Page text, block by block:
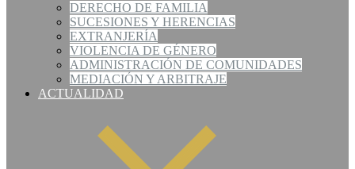
DERECHO DE FAMILIA
SUCESIONES Y HERENCIAS
EXTRANJERÍA
VIOLENCIA DE GÉNERO
ADMINISTRACIÓN DE COMUNIDADES
MEDIACIÓN Y ARBITRAJE
ACTUALIDAD